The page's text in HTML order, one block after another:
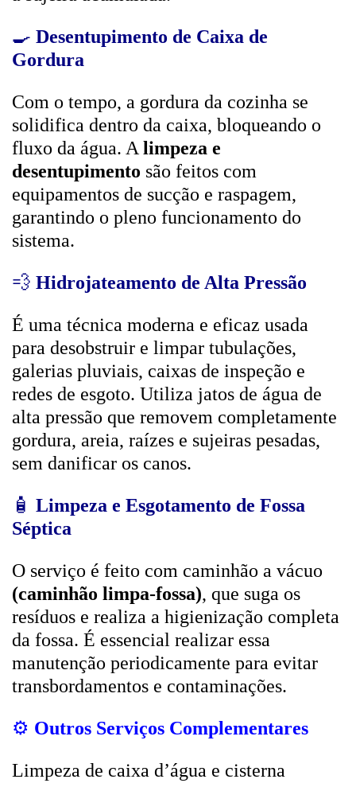
🍳 Desentupimento de Caixa de
Gordura
Com o tempo, a gordura da cozinha se
solidifica dentro da caixa, bloqueando o
fluxo da água. A limpeza e
desentupimento são feitos com
equipamentos de sucção e raspagem,
garantindo o pleno funcionamento do
sistema.
💨 Hidrojateamento de Alta Pressão
É uma técnica moderna e eficaz usada
para desobstruir e limpar tubulações,
galerias pluviais, caixas de inspeção e
redes de esgoto. Utiliza jatos de água de
alta pressão que removem completamente
gordura, areia, raízes e sujeiras pesadas,
sem danificar os canos.
🧴 Limpeza e Esgotamento de Fossa
Séptica
O serviço é feito com caminhão a vácuo
(caminhão limpa-fossa), que suga os
resíduos e realiza a higienização completa
da fossa. É essencial realizar essa
manutenção periodicamente para evitar
transbordamentos e contaminações.
⚙️ Outros Serviços Complementares
Limpeza de caixa d’água e cisterna